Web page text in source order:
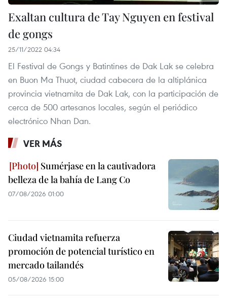
Exaltan cultura de Tay Nguyen en festival
de gongs
25/11/2022 04:34
El Festival de Gongs y Batintines de Dak Lak se celebra
en Buon Ma Thuot, ciudad cabecera de la altiplánica
provincia vietnamita de Dak Lak, con la participación de
cerca de 500 artesanos locales, según el periódico
electrónico Nhan Dan.
VER MÁS
Sumérjase en la cautivadora
belleza de la bahía de Lang Co
07/08/2026 01:00
Ciudad vietnamita refuerza
promoción de potencial turístico en
mercado tailandés
05/08/2026 15:00